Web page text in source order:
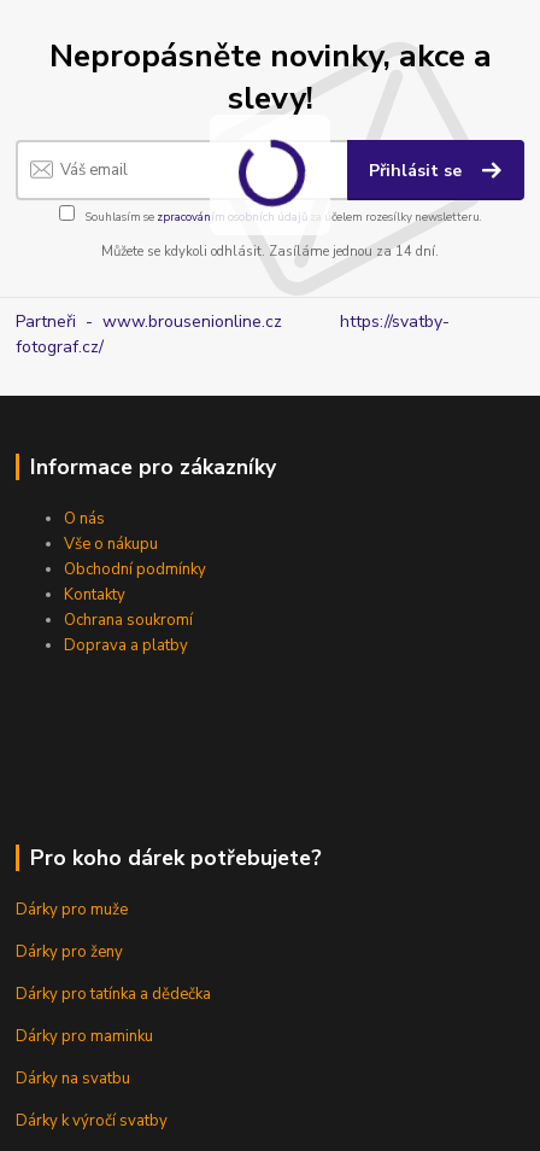
Nepropásněte novinky, akce a
slevy!
Přihlásit se
Souhlasím se zpracováním osobních údajůza účelem rozesílky newsletteru.
Můžete se kdykoli odhlásit. Zasíláme jednou za 14 dní.
Partneři - www.brousenionline.czhttps://svatby-
fotograf.cz/
Informace pro zákazníky
O nás
Vše o nákupu
Obchodní podmínky
Kontakty
Ochrana soukromí
Doprava a platby
Pro koho dárek potřebujete?
Dárky pro muže
Dárky pro ženy
Dárky pro tatínka a dědečka
Dárky pro maminku
Dárky na svatbu
Dárky k výročí svatby